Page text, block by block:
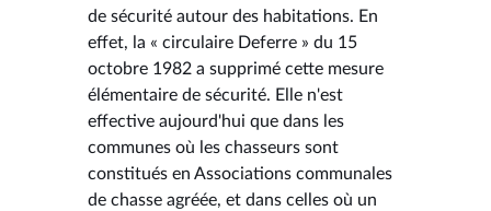
de sécurité autour des habitations. En
effet, la « circulaire Deferre » du 15
octobre 1982 a supprimé cette mesure
élémentaire de sécurité. Elle n'est
effective aujourd'hui que dans les
communes où les chasseurs sont
constitués en Associations communales
de chasse agréée, et dans celles où un